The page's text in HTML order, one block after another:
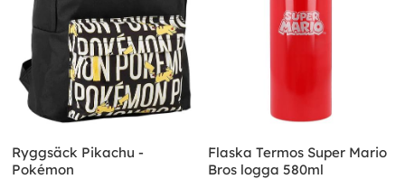
Ryggsäck Pikachu -
Pokémon
Flaska Termos Super Mario
Bros logga 580ml